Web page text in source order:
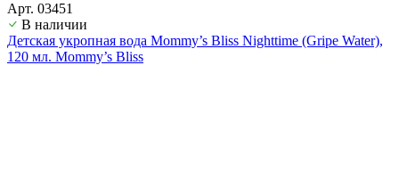
Арт. 03451
В наличии
Детская укропная вода Mommy’s Bliss Nighttime (Gripe Water),
120 мл. Mommy’s Bliss